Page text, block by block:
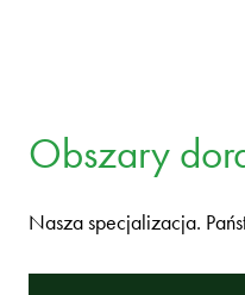
Obszary
Nasza specjalizacja.